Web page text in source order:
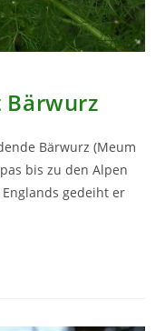
Bärwurz
Bärwurz (Meum
bis zu den Alpen
gedeiht er